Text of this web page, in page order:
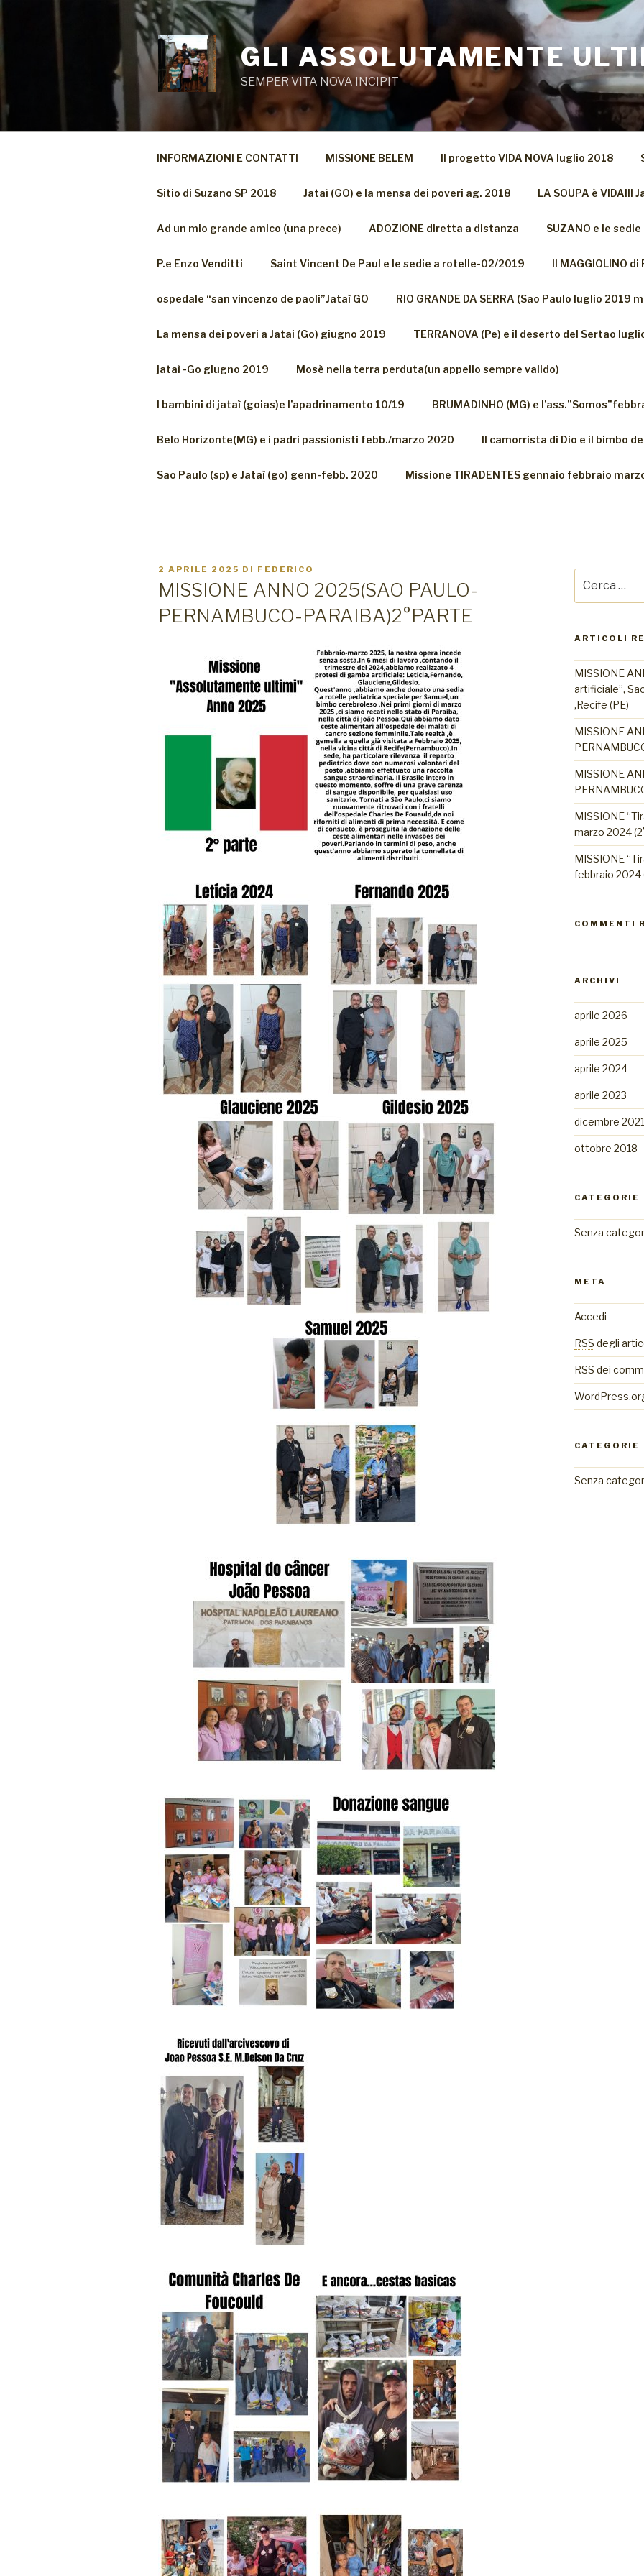
Salta
GLI ASSOLUTAMENTE
SEMPER VITA NOVA INCIPIT
INFORMAZIONI E CONTATTI MISSIONE BELEM Il progetto VIDA NOVA luglio 2018
Sitio di Suzano SP 2018 Jataì (GO) e la mensa dei poveri ag. 2018 LA SOUPA è VIDA!!!
Ad un mio grande amico (una prece) ADOZIONE diretta a distanza SUZANO e le
P.e Enzo Venditti Saint Vincent De Paul e le sedie a rotelle-02/2019 Il MAGGIOLINO
ospedale “san vincenzo de paoli”Jataì GO RIO GRANDE DA SERRA (Sao Paulo luglio 2019
La mensa dei poveri a Jatai (Go) giugno 2019 TERRANOVA (Pe) e il deserto del Sertao
jataì -Go giugno 2019 Mosè nella terra perduta(un appello sempre valido)
I bambini di jataì (goias)e l’apadrinamento 10/19 BRUMADINHO (MG) e
Belo Horizonte(MG) e i padri passionisti febb./marzo 2020 Il camorrista di Dio e il bimbo
Sao Paulo (sp) e Jataì (go) genn-febb. 2020 Missione TIRADENTES gennaio febbraio
PUBBLICATO
IL
2 APRILE 2025 DI FEDERICO
MISSIONE ANNO 2025(SAO PAULO-
PERNAMBUCO-PARAIBA)2°PARTE
ARTICOLI
MISSIONE
artificiale”,
,Recife (PE)
MISSIONE
MISSIONE
MISSIONE
marzo 2024
MISSIONE
febbraio 2024
COMMENTI
ARCHIVI
aprile 2026
aprile 2025
aprile 2024
aprile 2023
dicembre 2021
ottobre 2018
CATEGORIE
Senza
META
Accedi
RSS degli
RSS dei
CATEGORIE
Senza